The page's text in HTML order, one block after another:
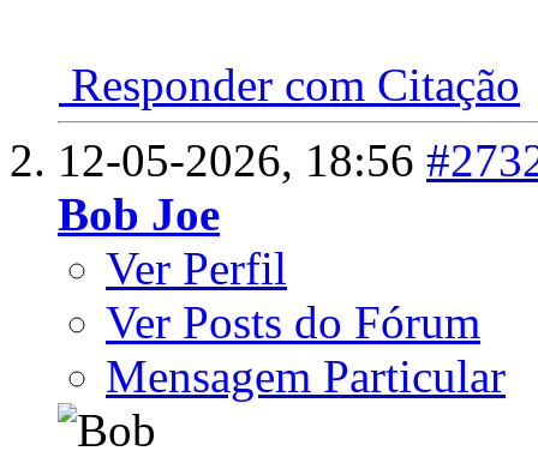
Responder com Citação
12-05-2026, 18:56
Bob Joe
Ver Perfil
Ver Posts do Fórum
Mensagem Particular